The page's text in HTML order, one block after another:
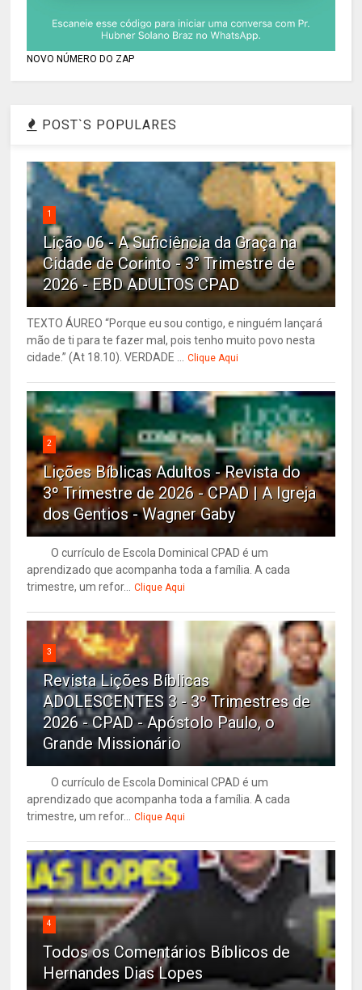
NOVO NÚMERO DO ZAP
POST`S POPULARES
1
Lição 06 - A Suficiência da Graça na
Cidade de Corinto - 3° Trimestre de
2026 - EBD ADULTOS CPAD
TEXTO ÁUREO “Porque eu sou contigo, e ninguém lançará
mão de ti para te fazer mal, pois tenho muito povo nesta
cidade.” (At 18.10). VERDADE ... Clique Aqui
2
Lições Bíblicas Adultos - Revista do
3º Trimestre de 2026 - CPAD | A Igreja
dos Gentios - Wagner Gaby
O currículo de Escola Dominical CPAD é um
aprendizado que acompanha toda a família. A cada
trimestre, um refor... Clique Aqui
3
Revista Lições Bíblicas
ADOLESCENTES 3 - 3º Trimestres de
2026 - CPAD - Apóstolo Paulo, o
Grande Missionário
O currículo de Escola Dominical CPAD é um
aprendizado que acompanha toda a família. A cada
trimestre, um refor... Clique Aqui
4
Todos os Comentários Bíblicos de
Hernandes Dias Lopes